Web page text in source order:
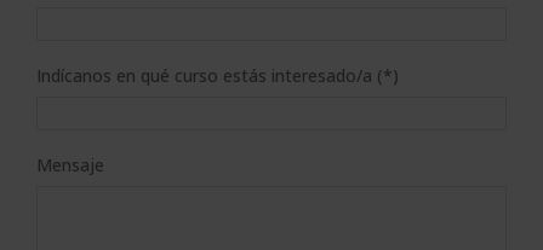
Indícanos en qué curso estás interesado/a (*)
Mensaje